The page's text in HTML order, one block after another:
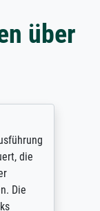
über
die
Die